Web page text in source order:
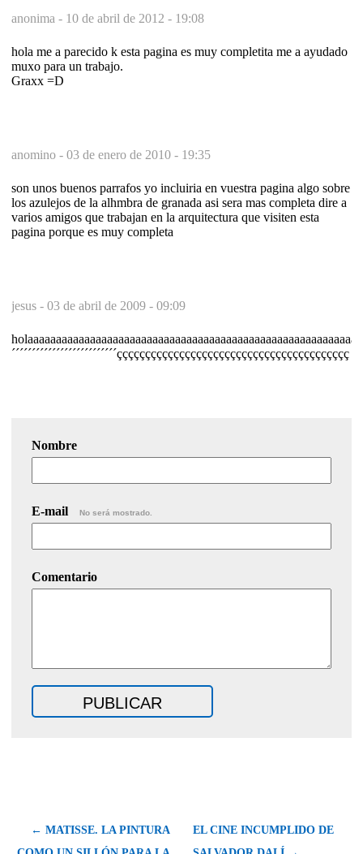
anonima - 10 de abril de 2012 - 19:08
hola me a parecido k esta pagina es muy completita me a ayudado
muxo para un trabajo.
Graxx =D
anomino - 03 de enero de 2010 - 19:35
son unos buenos parrafos yo incluiria en vuestra pagina algo sobre
los azulejos de la alhmbra de granada asi sera mas completa dire a
varios amigos que trabajan en la arquitectura que visiten esta
pagina porque es muy completa
jesus - 03 de abril de 2009 - 09:09
´´´´´´´´´´´´´´´´´´´´´´´´´´ççççççççççççççççççççççççççççççççççççççççç
Nombre
E-mail No será mostrado.
Comentario
← MATISSE. LA PINTURA
EL CINE INCUMPLIDO DE